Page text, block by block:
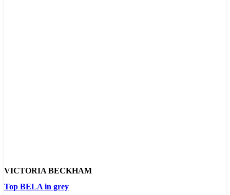
VICTORIA BECKHAM
Top BELA in grey